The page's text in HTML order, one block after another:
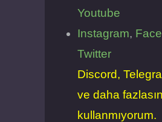
Youtube
Instagram,
Twitter
Discord,
ve daha
kullanmıyorum.